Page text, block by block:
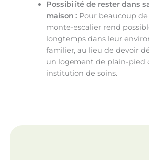
Possibilité de rester dans
maison : Pour beaucoup de
monte-escalier rend
longtemps dans leur
familier, au lieu de devoir
un logement de plain-pied
institution de soins.